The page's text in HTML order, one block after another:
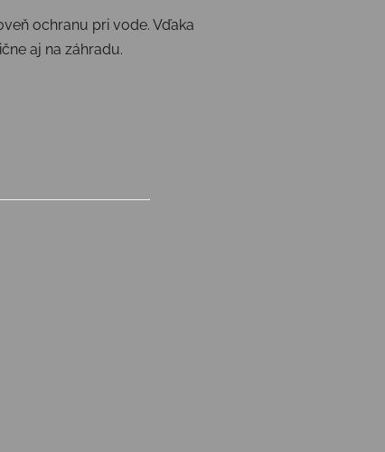
ochranu pri vode. Vďaka
aj na záhradu.